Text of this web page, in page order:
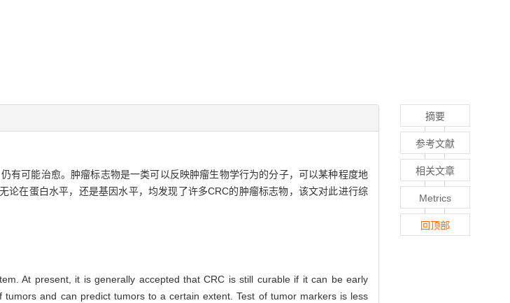
有可能治愈。肿瘤标志物是一类可以反映肿瘤生物学行为的分子，可以某种程度地
在蛋白水平，还是基因水平，均发现了许多CRC的肿瘤标志物，该文对此进行综
At present, it is generally accepted that CRC is still curable if it can be early
and can predict tumors to a certain extent. Test of tumor markers is less
摘要
参考文献
相关文章
Metrics
回顶部